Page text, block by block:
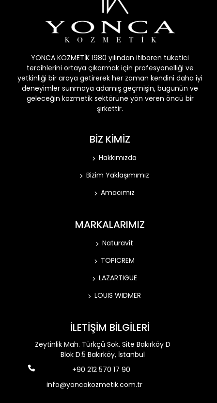
YONCA KOZMETİK 1980 yılından itibaren tüketici
tercihlerini ortaya çıkarmak için profesyonelliği ve
yetkinliği bir araya getirerek her zaman kendini daha iyi
deneyimler sunmaya adamış geçmişin, bugunün ve
geleceğin kozmetik sektörüne yön veren öncü bir
şirkettir.
BİZ KİMİZ
Hakkımızda
Bizim Yaklaşımımız
Amacımız
MARKALARIMIZ
Naturavit
TOPICREM
LAZARTIGUE
LOUIS WIDMER
İLETİŞİM BİLGİLERİ
Zeytinlik Mah. Türkçü Sok. Site Bakırköy D
Blok D:5 Bakırköy, İstanbul
+90 212 570 17 90
info@yoncakozmetik.com.tr